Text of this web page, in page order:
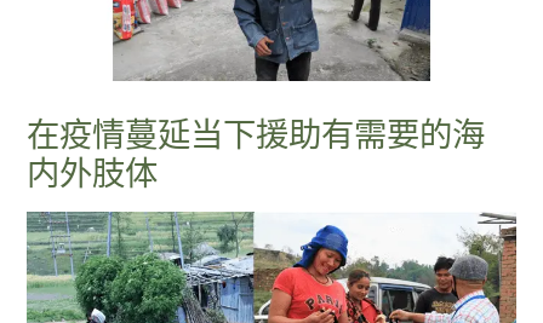
在疫情蔓延当下援助有需要的海
内外肢体